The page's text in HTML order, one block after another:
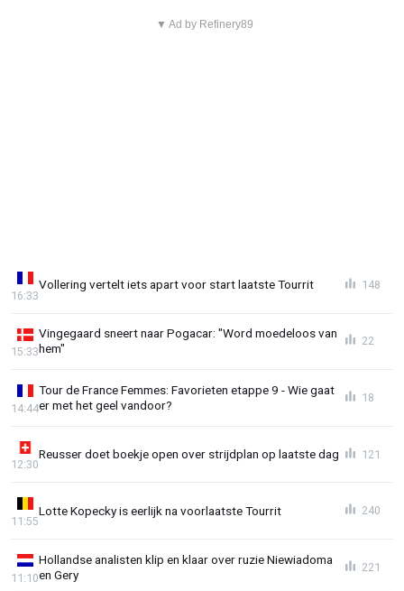
▼ Ad by Refinery89
Vollering vertelt iets apart voor start laatste Tourrit
16:33
148
Vingegaard sneert naar Pogacar: "Word moedeloos van
hem"
15:33
22
Tour de France Femmes: Favorieten etappe 9 - Wie gaat
er met het geel vandoor?
14:44
18
Reusser doet boekje open over strijdplan op laatste dag
12:30
121
Lotte Kopecky is eerlijk na voorlaatste Tourrit
11:55
240
Hollandse analisten klip en klaar over ruzie Niewiadoma
en Gery
11:10
221